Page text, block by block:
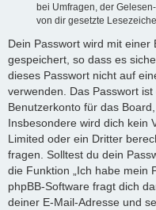
bei Umfragen, der
von dir gesetzte
Dein Passwort wird mit einer
gespeichert, so dass es
dieses Passwort nicht auf
verwenden. Das Passwort
Benutzerkonto für das
Insbesondere wird dich kein
Limited oder ein Dritter
fragen. Solltest du dein
die Funktion „Ich habe mein
phpBB-Software fragt dich
deiner E-Mail-Adresse und